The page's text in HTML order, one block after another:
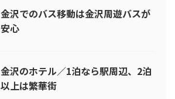
金沢でのバス移動は金沢周遊バスが
安心
金沢のホテル／1泊なら駅周辺、2泊
以上は繁華街